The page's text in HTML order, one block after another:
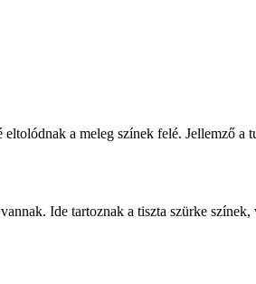
a meleg színek felé. Jellemző
Ide tartoznak a tiszta szürke színek,